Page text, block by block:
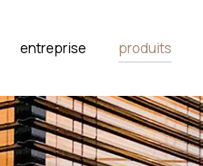
entreprise produits